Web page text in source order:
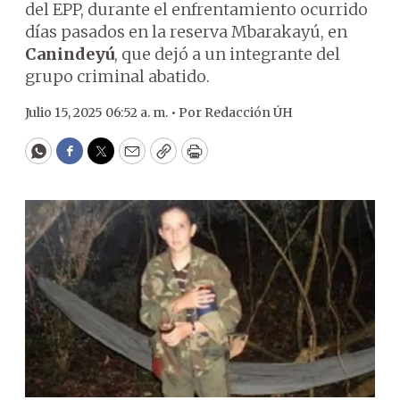
del EPP, durante el enfrentamiento ocurrido
días pasados en la reserva Mbarakayú, en
Canindeyú, que dejó a un integrante del
grupo criminal abatido.
Julio 15, 2025 06:52 a. m. • Por Redacción ÚH
WhatsApp
Facebook
Twitter
EmailCopyPrint